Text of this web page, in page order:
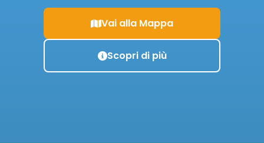
Vai alla Mappa
Scopri di più